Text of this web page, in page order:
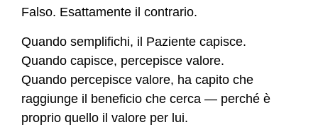
Falso. Esattamente il contrario.
Quando semplifichi, il Paziente capisce.
Quando capisce, percepisce valore.
Quando percepisce valore, ha capito che
raggiunge il beneficio che cerca — perché è
proprio quello il valore per lui.